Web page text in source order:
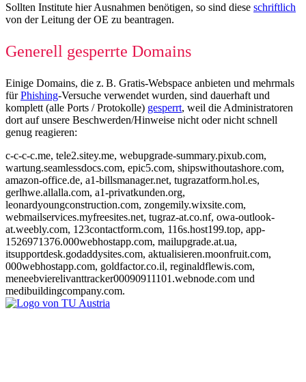
Sollten Institute hier Ausnahmen benötigen, so sind diese schriftlich
von der Leitung der OE zu beantragen.
Generell gesperrte Domains
Einige Domains, die z. B. Gratis-Webspace anbieten und mehrmals
fürPhishing-Versuche verwendet wurden, sind dauerhaft und
komplett (alle Ports / Protokolle) gesperrt, weil die Administratoren
dort auf unsere Beschwerden/Hinweise nicht oder nicht schnell
genug reagieren:
c-c-c-c.me, tele2.sitey.me, webupgrade-summary.pixub.com,
wartung.seamlessdocs.com, epic5.com, shipswithoutashore.com,
amazon-office.de, a1-billsmanager.net, tugrazatform.hol.es,
gerlhwe.allalla.com, a1-privatkunden.org,
leonardyoungconstruction.com, zongemily.wixsite.com,
webmailservices.myfreesites.net, tugraz-at.co.nf, owa-outlook-
at.weebly.com, 123contactform.com, 116s.host199.top, app-
1526971376.000webhostapp.com, mailupgrade.at.ua,
itsupportdesk.godaddysites.com, aktualisieren.moonfruit.com,
000webhostapp.com, goldfactor.co.il, reginaldflewis.com,
meneebvierelivanttracker00090911101.webnode.com und
medibuildingcompany.com.